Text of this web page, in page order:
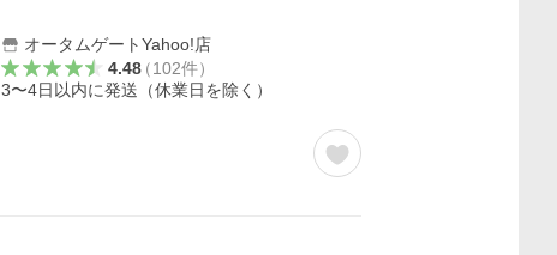
オータムゲートYahoo!店
4.48（102件）
3〜4日以内に発送（休業日を除く）